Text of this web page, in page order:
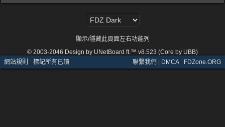
顯示/隱藏此頁面左右功能列
© 2003-2046 Design by UNetBoard ft.™ v8.523 (Core by UBB)
網站規則 · 標記所有已讀 聯繫我們 | DMCA· FDZone.ORG